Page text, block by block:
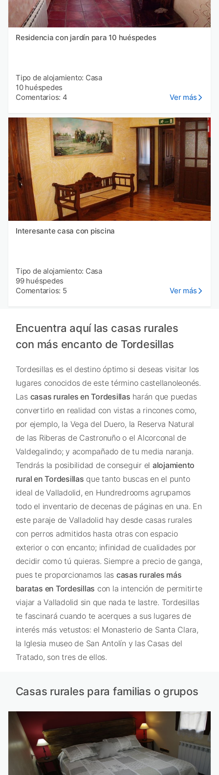
Residencia con jardín para 10 huéspedes
Tipo de alojamiento: Casa
10 huéspedes
Comentarios: 4
Ver más
Interesante casa con piscina
Tipo de alojamiento: Casa
99 huéspedes
Comentarios: 5
Ver más
Encuentra aquí las casas rurales
con más encanto de Tordesillas
Tordesillas es el destino óptimo si deseas visitar los
lugares conocidos de este término castellanoleonés.
Las casas rurales en Tordesillas harán que puedas
convertirlo en realidad con vistas a rincones como,
por ejemplo, la Vega del Duero, la Reserva Natural
de las Riberas de Castronuño o el Alcorconal de
Valdegalindo; y acompañado de tu media naranja.
Tendrás la posibilidad de conseguir el alojamiento
rural en Tordesillas que tanto buscas en el punto
ideal de Valladolid, en Hundredrooms agrupamos
todo el inventario de decenas de páginas en una. En
este paraje de Valladolid hay desde casas rurales
con perros admitidos hasta otras con espacio
exterior o con encanto; infinidad de cualidades por
decidir como tú quieras. Siempre a precio de ganga,
pues te proporcionamos las casas rurales más
baratas en Tordesillas con la intención de permitirte
viajar a Valladolid sin que nada te lastre. Tordesillas
te fascinará cuando te acerques a sus lugares de
interés más vetustos: el Monasterio de Santa Clara,
la Iglesia museo de San Antolín y las Casas del
Tratado, son tres de ellos.
Casas rurales para familias o grupos